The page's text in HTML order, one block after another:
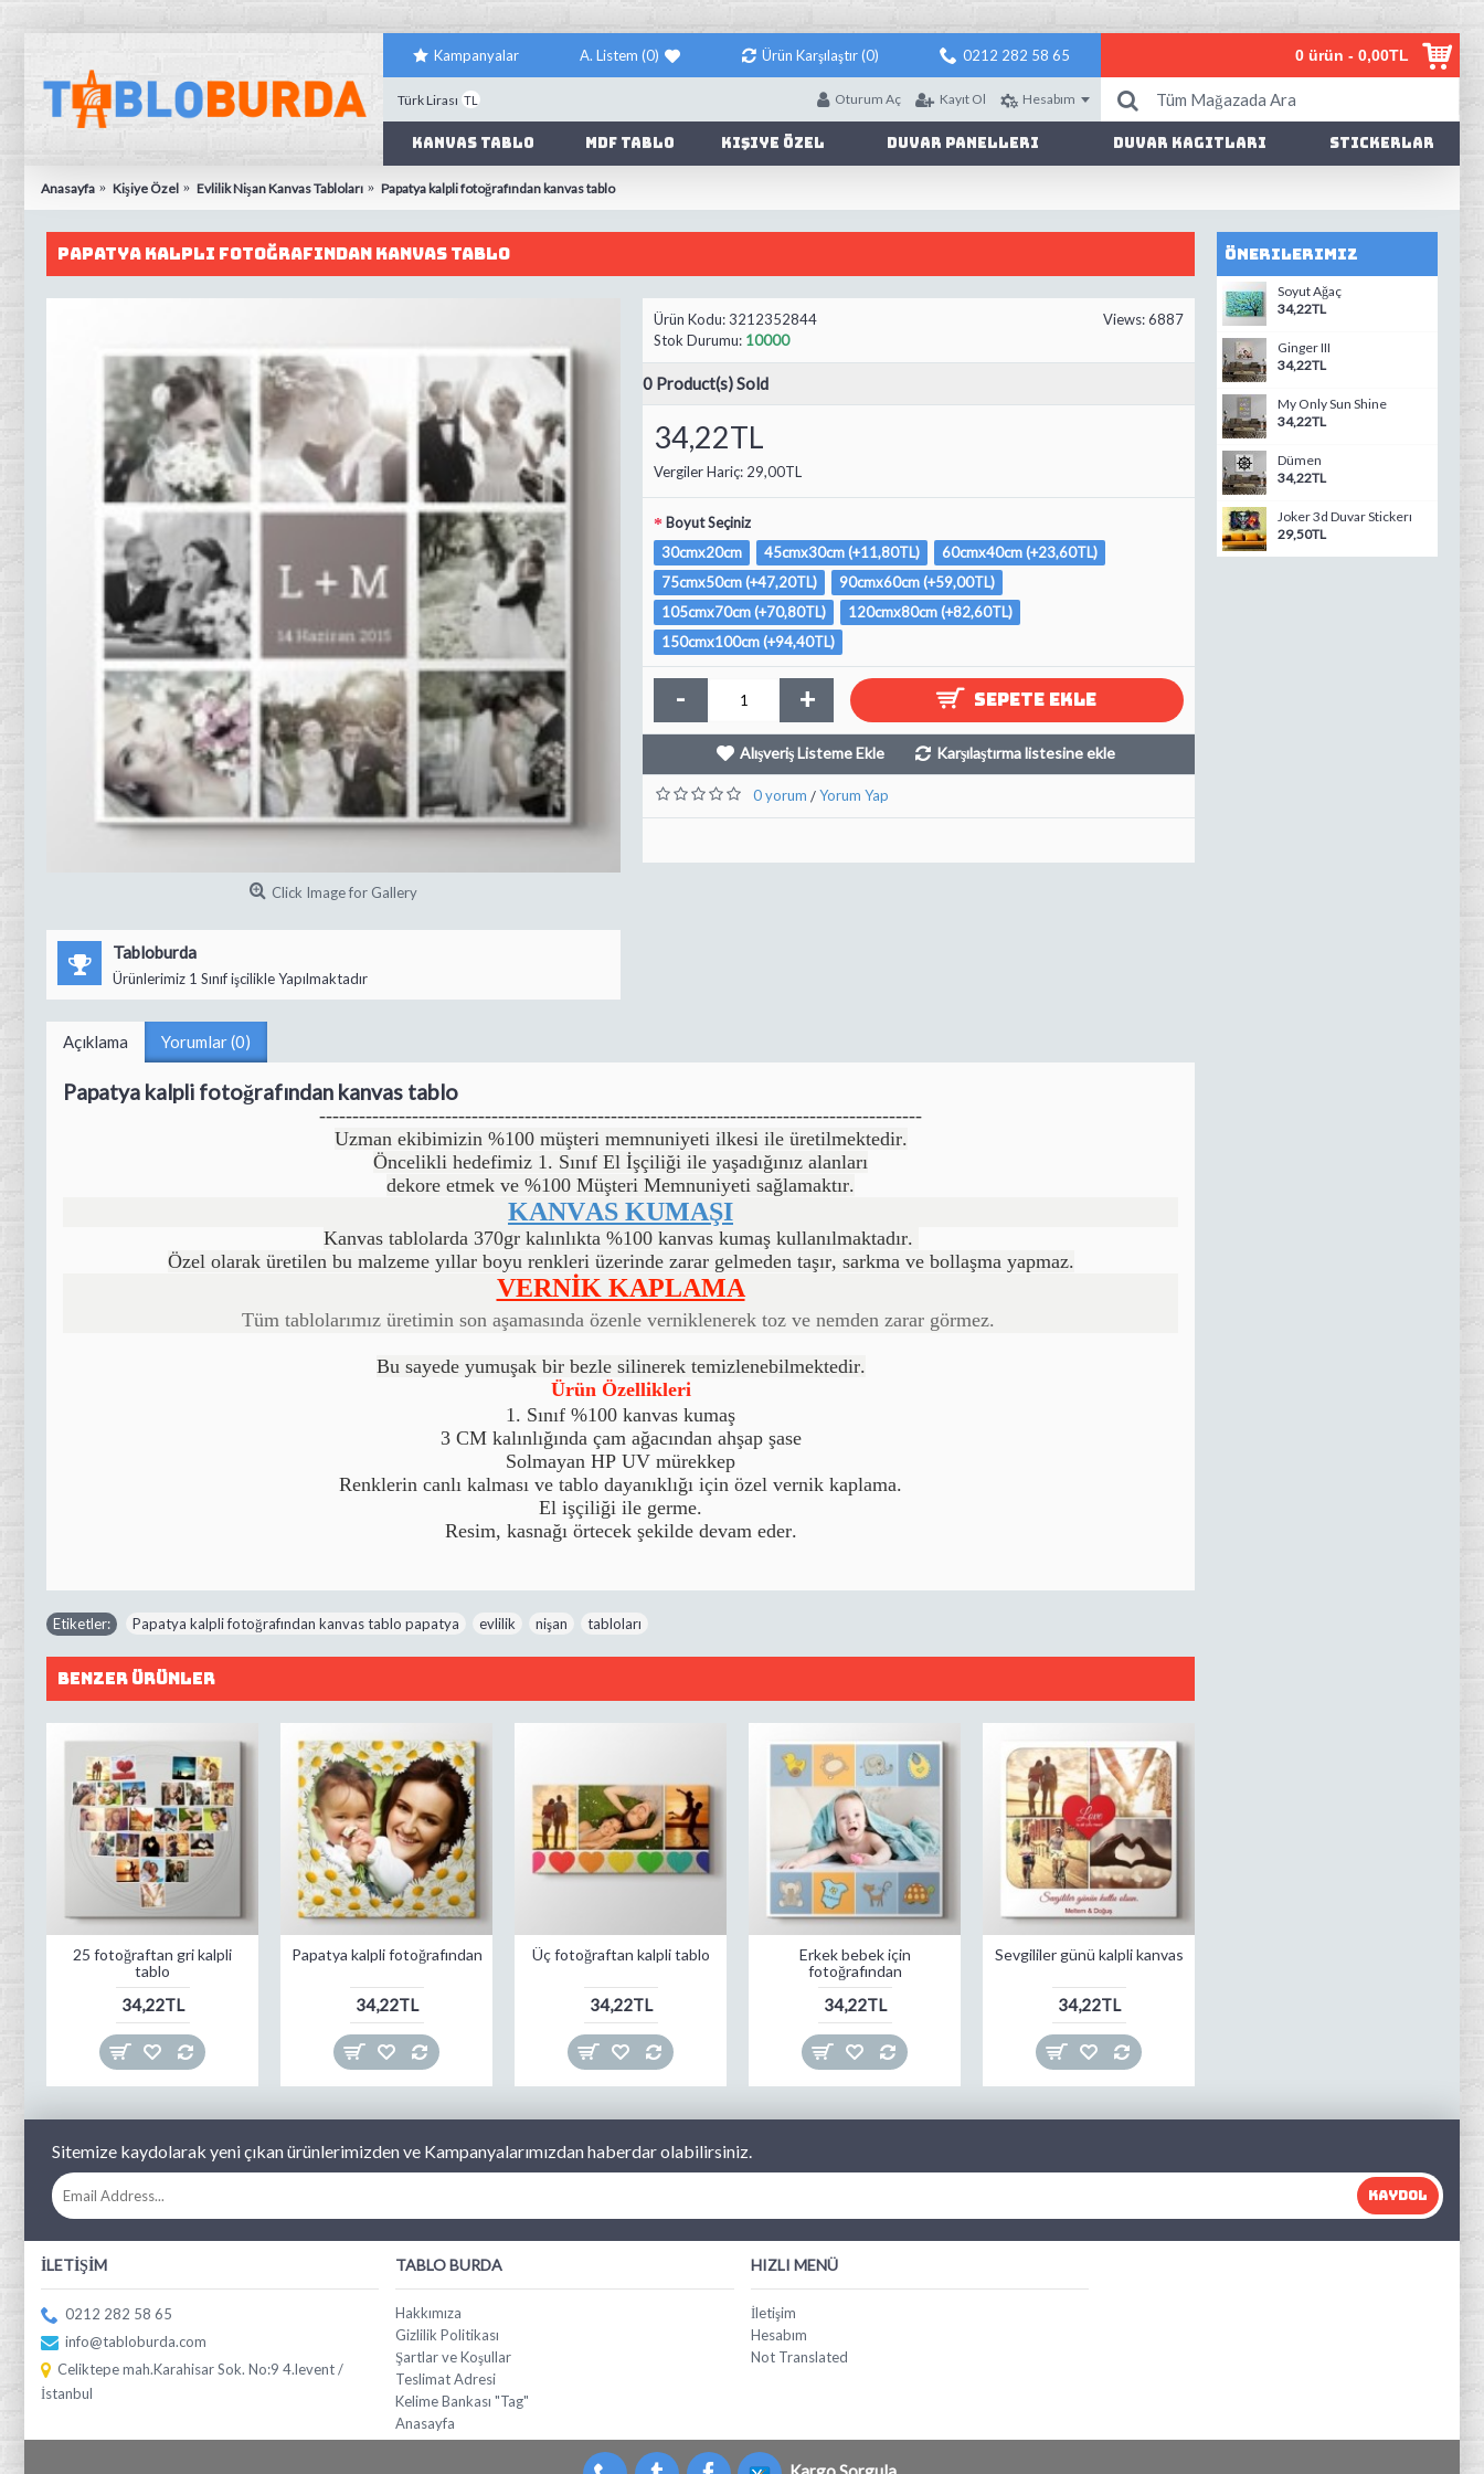
Kampanyalar A. Listem (0) Ürün Karşılaştır (0) 0212 282 58 65 0 ürün - 0,00TL
Türk Lirası TL Oturum Aç Kayıt Ol Hesabım
Kanvas Tablo Mdf Tablo Kişiye Özel Duvar Panelleri Duvar Kagıtları Stickerlar
Anasayfa Kişiye Özel Evlilik Nişan Kanvas Tabloları Papatya kalpli fotoğrafından kanvas tablo
Önerilerimiz
Soyut Ağaç
34,22TL
Ginger III
34,22TL
My Only Sun Shine
34,22TL
Dümen
34,22TL
Joker 3d Duvar Stickerı
29,50TL
Papatya kalpli fotoğrafından kanvas tablo
Click Image for Gallery
Tabloburda
Ürünlerimiz 1 Sınıf işcilikle Yapılmaktadır
Views: 6887
Ürün Kodu:3212352844
Stok Durumu: 10000
0 Product(s) Sold
34,22TL
Vergiler Hariç: 29,00TL
Boyut Seçiniz
30cmx20cm
45cmx30cm (+11,80TL)
60cmx40cm (+23,60TL)
75cmx50cm (+47,20TL)
90cmx60cm (+59,00TL)
105cmx70cm (+70,80TL)
120cmx80cm (+82,60TL)
150cmx100cm (+94,40TL)
- + SEPETE EKLE
Alışveriş Listeme Ekle Karşılaştırma listesine ekle
0 yorum /Yorum Yap
Açıklama Yorumlar (0)
Papatya kalpli fotoğrafından kanvas tablo
-------------------------------------------------------------------------------------------
Uzman ekibimizin %100 müşteri memnuniyeti ilkesi ile üretilmektedir.
Öncelikli hedefimiz 1. Sınıf El İşçiliği ile yaşadığınız alanları
dekore etmek ve %100 Müşteri Memnuniyeti sağlamaktır.
KANVAS KUMAŞI
Kanvas tablolarda 370gr kalınlıkta %100 kanvas kumaş kullanılmaktadır.
Özel olarak üretilen bu malzeme yıllar boyu renkleri üzerinde zarar gelmeden taşır, sarkma ve bollaşma yapmaz.
VERNİK KAPLAMA
Tüm tablolarımız üretimin son aşamasında özenle verniklenerek toz ve nemden zarar görmez.
Bu sayede yumuşak bir bezle silinerek temizlenebilmektedir.
Ürün Özellikleri
1. Sınıf %100 kanvas kumaş
3 CM kalınlığında çam ağacından ahşap şase
Solmayan HP UV mürekkep
Renklerin canlı kalması ve tablo dayanıklığı için özel vernik kaplama.
El işçiliği ile germe.
Resim, kasnağı örtecek şekilde devam eder.
Etiketler: Papatya kalpli fotoğrafından kanvas tablo papatya evlilik nişan tabloları
Benzer Ürünler
25 fotoğraftan gri kalpli
tablo
34,22TL
Papatya kalpli fotoğrafından
34,22TL
Üç fotoğraftan kalpli tablo
34,22TL
Erkek bebek için
fotoğrafından
34,22TL
Sevgililer günü kalpli kanvas
34,22TL
Sitemize kaydolarak yeni çıkan ürünlerimizden ve Kampanyalarımızdan haberdar olabilirsiniz.
KAYDOL
İLETIŞIM
0212 282 58 65
info@tabloburda.com
Celiktepe mah.Karahisar Sok. No:9 4.levent /
İstanbul
TABLO BURDA
Hakkımıza
Gizlilik Politikası
Şartlar ve Koşullar
Teslimat Adresi
Kelime Bankası "Tag"
Anasayfa
HIZLI MENÜ
İletişim
Hesabım
Not Translated